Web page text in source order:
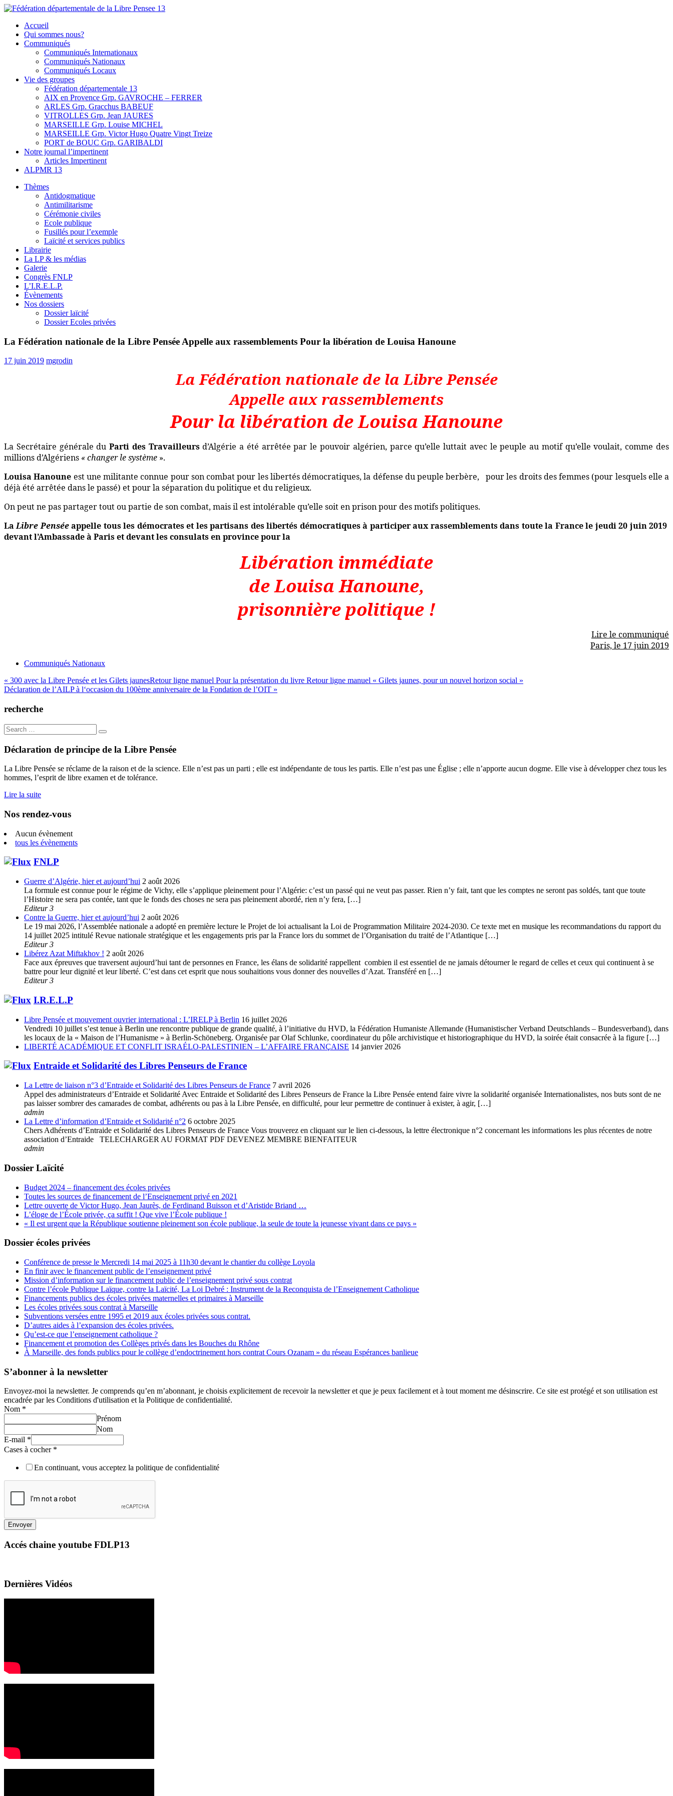
Skip
content
Fédération départementale de la Libre Pensee 13
Membre de la fédération Nationale de la Libre Pensée ni dieu ni maitre
Accueil
Qui sommes nous?
Communiqués
Communiqués Internationaux
Communiqués Nationaux
Communiqués Locaux
Vie des groupes
Fédération départementale 13
AIX en Provence Grp. GAVROCHE – FERRER
ARLES Grp. Gracchus BABEUF
VITROLLES Grp. Jean JAURES
MARSEILLE Grp. Louise MICHEL
MARSEILLE Grp. Victor Hugo Quatre Vingt Treize
PORT de BOUC Grp. GARIBALDI
Notre journal l’impertinent
Articles Impertinent
ALPMR 13
Thèmes
Antidogmatique
Antimilitarisme
Cérémonie civiles
Ecole publique
Fusillés pour l’exemple
Laïcité et services publics
Librairie
La LP & les médias
Galerie
Congrès FNLP
L’I.R.E.L.P.
Évènements
Nos dossiers
Dossier laïcité
Dossier Ecoles privées
La Fédération nationale de la Libre Pensée Appelle aux rassemblements Pour la libération de Louisa Hanoune
17 juin 2019 mgrodin
La Fédération nationale de la Libre Pensée
Appelle aux rassemblements
Pour la libération de Louisa Hanoune
La Secrétaire générale duParti des Travailleursd’Algérie a été arrêtée par le pouvoir algérien, parce qu’elle luttait avec le peuple au motif qu’elle voulait, comme des
millions d’Algériens « changer le système ».
Louisa Hanoune est une militante connue pour son combat pour les libertés démocratiques, la défense du peuple berbère,
pour les droits des femmes (pour lesquels elle a
déjà été arrêtée dans le passé) et pour la séparation du politique et du religieux.
On peut ne pas partager tout ou partie de son combat, mais il est intolérable qu’elle soit en prison pour des motifs politiques.
LaLibre Penséeappelle tous les démocrates et les partisans des libertés démocratiques à participer aux rassemblements dans toute la France le jeudi 20 juin 2019
devant l’Ambassade à Paris et devant les consulats en province pour la
Libération immédiate
de Louisa Hanoune,
prisonnière politique !
Lire le communiqué
Paris, le 17 juin 2019
Communiqués Nationaux
Navigation
de
l’article
« 300 avec la Libre Pensée et les Gilets jaunesRetour ligne manuel Pour la présentation du livre Retour ligne manuel « Gilets jaunes, pour un nouvel horizon social »
Déclaration de l’AILP à l‘occasion du 100ème anniversaire de la Fondation de l’OIT »
recherche
Search
for:
Déclaration de principe de la Libre Pensée
La Libre Pensée se réclame de la raison et de la science. Elle n’est pas un parti ; elle est indépendante de tous les partis. Elle n’est pas une Église ; elle n’apporte aucun dogme. Elle vise à développer chez tous les
hommes, l’esprit de libre examen et de tolérance.
Lire la suite
Nos rendez-vous
Aucun évènement
tous les évènements
FNLP
Guerre d’Algérie, hier et aujourd’hui 2 août 2026
La formule est connue pour le régime de Vichy, elle s’applique pleinement pour l’Algérie: c’est un passé qui ne veut pas passer. Rien n’y fait, tant que les comptes ne seront pas soldés, tant que toute
l’Histoire ne sera pas contée, tant que le fonds des choses ne sera pas pleinement abordé, rien n’y fera, […]
Editeur 3
Contre la Guerre, hier et aujourd’hui 2 août 2026
Le 19 mai 2026, l’Assemblée nationale a adopté en première lecture le Projet de loi actualisant la Loi de Programmation Militaire 2024-2030. Ce texte met en musique les recommandations du rapport du
14 juillet 2025 intitulé Revue nationale stratégique et les engagements pris par la France lors du sommet de l’Organisation du traité de l’Atlantique […]
Editeur 3
Libérez Azat Miftakhov ! 2 août 2026
Face aux épreuves que traversent aujourd’hui tant de personnes en France, les élans de solidarité rappellent combien il est essentiel de ne jamais détourner le regard de celles et ceux qui continuent à se
battre pour leur dignité et leur liberté. C’est dans cet esprit que nous souhaitions vous donner des nouvelles d’Azat. Transféré en […]
Editeur 3
I.R.E.L.P
Libre Pensée et mouvement ouvrier international : L’IRELP à Berlin 16 juillet 2026
Vendredi 10 juillet s’est tenue à Berlin une rencontre publique de grande qualité, à l’initiative du HVD, la Fédération Humaniste Allemande (Humanistischer Verband Deutschlands – Bundesverband), dans
les locaux de la « Maison de l’Humanisme » à Berlin-Schöneberg. Organisée par Olaf Schlunke, coordinateur du pôle archivistique et historiographique du HVD, la soirée était consacrée à la figure […]
LIBERTÉ ACADÉMIQUE ET CONFLIT ISRAÉLO-PALESTINIEN – L’AFFAIRE FRANÇAISE 14 janvier 2026
Entraide et Solidarité des Libres Penseurs de France
La Lettre de liaison n°3 d’Entraide et Solidarité des Libres Penseurs de France 7 avril 2026
Appel des administrateurs d’Entraide et Solidarité Avec Entraide et Solidarité des Libres Penseurs de France la Libre Pensée entend faire vivre la solidarité organisée Internationalistes, nos buts sont de ne
pas laisser sombrer des camarades de combat, adhérents ou pas à la Libre Pensée, en difficulté, pour leur permettre de continuer à exister, à agir, […]
admin
La Lettre d’information d’Entraide et Solidarité n°2 6 octobre 2025
Chers Adhérents d’Entraide et Solidarité des Libres Penseurs de France Vous trouverez en cliquant sur le lien ci-dessous, la lettre électronique n°2 concernant les informations les plus récentes de notre
association d’Entraide TELECHARGER AU FORMAT PDF DEVENEZ MEMBRE BIENFAITEUR
admin
Dossier Laïcité
Budget 2024 – financement des écoles privées
Toutes les sources de financement de l’Enseignement privé en 2021
Lettre ouverte de Victor Hugo, Jean Jaurès, de Ferdinand Buisson et d’Aristide Briand …
L’éloge de l’École privée, ça suffit ! Que vive l’École publique !
« Il est urgent que la République soutienne pleinement son école publique, la seule de toute la jeunesse vivant dans ce pays »
Dossier écoles privées
Conférence de presse le Mercredi 14 mai 2025 à 11h30 devant le chantier du collège Loyola
En finir avec le financement public de l’enseignement privé
Mission d’information sur le financement public de l’enseignement privé sous contrat
Contre l’école Publique Laïque, contre la Laïcité, La Loi Debré : Instrument de la Reconquista de l’Enseignement Catholique
Financements publics des écoles privées maternelles et primaires à Marseille
Les écoles privées sous contrat à Marseille
Subventions versées entre 1995 et 2019 aux écoles privées sous contrat.
D’autres aides à l’expansion des écoles privées.
Qu’est-ce que l’enseignement catholique ?
Financement et promotion des Collèges privés dans les Bouches du Rhône
À Marseille, des fonds publics pour le collège d’endoctrinement hors contrat Cours Ozanam » du réseau Espérances banlieue
S’abonner à la newsletter
Envoyez-moi la newsletter. Je comprends qu’en m’abonnant, je choisis explicitement de recevoir la newsletter et que je peux facilement et à tout moment me désinscrire. Ce site est protégé et son utilisation est
encadrée par les Conditions d'utilisation et la Politique de confidentialité.
Nom *
Prénom
Nom
E-mail *
Cases à cocher *
En continuant, vous acceptez la politique de confidentialité
Envoyer
Accés chaine youtube FDLP13
Dernières Vidéos